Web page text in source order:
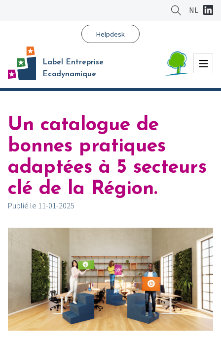
NL
Helpdesk
Label Entreprise
Ecodynamique
Menu
Un catalogue de
bonnes pratiques
adaptées à 5 secteurs
clé de la Région.
Publié le 11-01-2025